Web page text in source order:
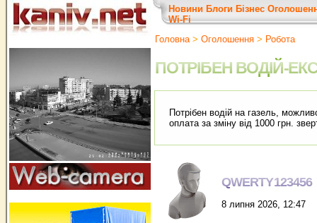
Новини Блоги Бізнес
Wi-Fi
Головна> Оголошення > Робота
ПОТРІБЕН ВОДІЙ-
Потрібен водій на газель,
оплата за зміну від 1000 грн.
QWERTY123456
8 липня 2026, 12:47